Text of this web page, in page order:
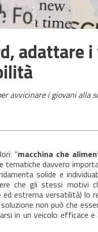
adattare
avvicinare i giovani alla
"macchina che
tematiche davvero
solide e
che gli stessi motivi
estrema versatilità) lo
non può che
in un veicolo efficace